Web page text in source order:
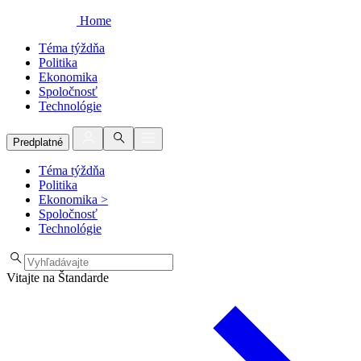
Home
Téma týždňa
Politika
Ekonomika
Spoločnosť
Technológie
Predplatné
Téma týždňa
Politika
Ekonomika >
Spoločnosť
Technológie
Vitajte na Štandarde